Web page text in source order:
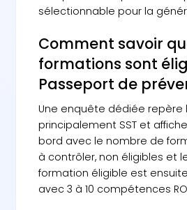
sélectionnable pour la
Comment savoir
formations sont
Passeport de
Une enquête dédiée repère
principalement SST et
bord avec le nombre de
à contrôler, non éligibles et
formation éligible est
avec 3 à 10 compétences